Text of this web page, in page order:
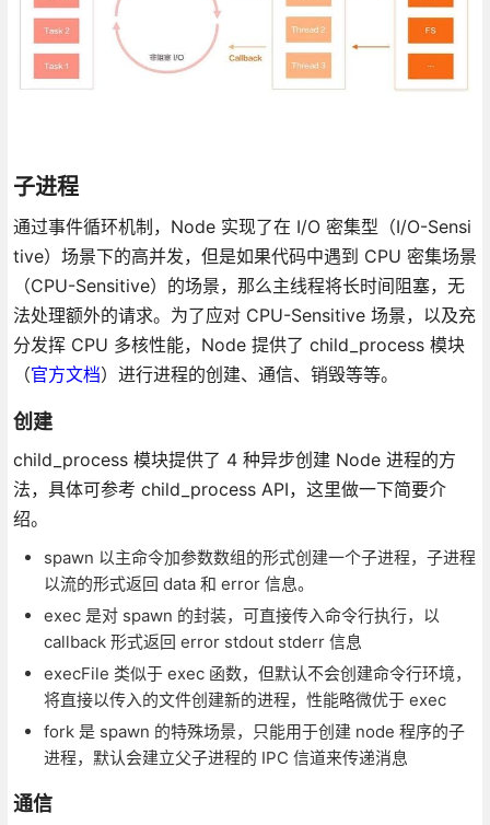
子进程
通过事件循环机制，Node 实现了在 I/O 密集型（I/O-Sensi
tive）场景下的高并发，但是如果代码中遇到 CPU 密集场景
（CPU-Sensitive）的场景，那么主线程将长时间阻塞，无
法处理额外的请求。为了应对 CPU-Sensitive 场景，以及充
分发挥 CPU 多核性能，Node 提供了 child_process 模块
（官方文档）进行进程的创建、通信、销毁等等。
创建
child_process 模块提供了 4 种异步创建 Node 进程的方
法，具体可参考 child_process API，这里做一下简要介
绍。
spawn 以主命令加参数数组的形式创建一个子进程，子进程
以流的形式返回 data 和 error 信息。
exec 是对 spawn 的封装，可直接传入命令行执行，以
callback 形式返回 error stdout stderr 信息
execFile 类似于 exec 函数，但默认不会创建命令行环境，
将直接以传入的文件创建新的进程，性能略微优于 exec
fork 是 spawn 的特殊场景，只能用于创建 node 程序的子
进程，默认会建立父子进程的 IPC 信道来传递消息
通信